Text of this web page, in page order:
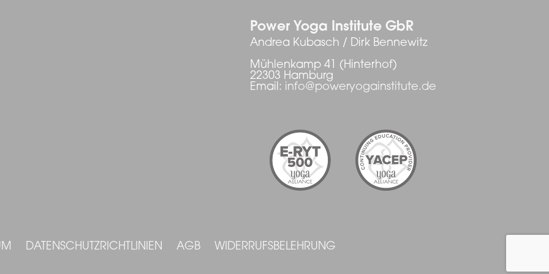
Power Yoga Institute GbR
Andrea Kubasch / Dirk Bennewitz
Mühlenkamp 41 (Hinterhof)
22303 Hamburg
Email: info@poweryogainstitute.de
DATENSCHUTZRICHTLINIEN AGB WIDERRUFSBELEHRUNG